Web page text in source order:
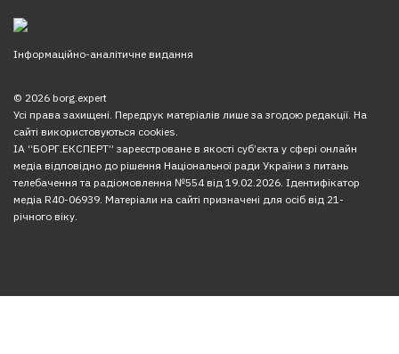
Інформаційно-аналітичне видання
© 2026 borg.expert
Усі права захищені. Передрук матеріалів лише за згодою редакції. На
сайті використовуються cookies.
ІА “БОРГ.ЕКСПЕРТ” зареєстроване в якості суб’єкта у сфері онлайн
медіа відповідно до рішення Національної ради України з питань
телебачення та радіомовлення №554 від 19.02.2026. Ідентифікатор
медіа R40-06939. Матеріали на сайті призначені для осіб від 21-
річного віку.